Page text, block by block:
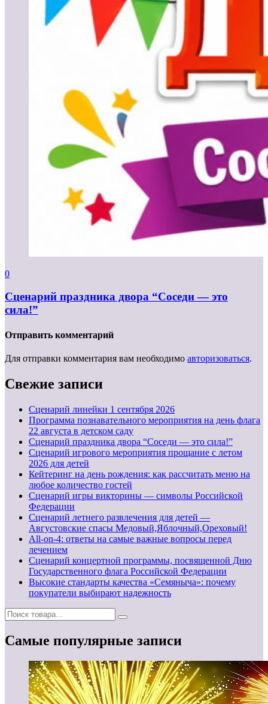
0
Сценарий праздника двора “Соседи — это
сила!”
Отправить комментарий
Для отправки комментария вам необходимо авторизоваться.
Свежие записи
Cценарий линейки 1 сентября 2026
Программа познавательного мероприятия на день флага
22 августа в детском саду
Сценарий праздника двора “Соседи — это сила!”
Сценарий игрового мероприятия прощание с летом
2026 для детей
Кейтеринг на день рождения: как рассчитать меню на
любое количество гостей
Сценарий игры викторины — символы Российской
Федерации
Сценарий летнего развлечения для детей —
Августовские спасы Медовый,Яблочный,Ореховый!
All-on-4: ответы на самые важные вопросы перед
лечением
Сценарий концертной программы, посвященной Дню
Государственного флага Российской Федерации
Высокие стандарты качества «Семяныча»: почему
покупатели выбирают надежность
Самые популярные записи